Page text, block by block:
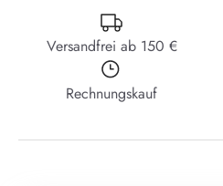
Versandfrei ab 150 €
Rechnungskauf